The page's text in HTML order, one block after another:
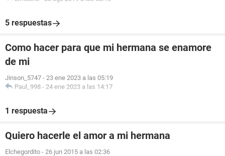
5 respuestas
Como hacer para que mi hermana se enamore
de mi
Jinson_5747 - 23 ene 2023 a las 05:19
Paul_998 - 24 ene 2023 a las 14:17
1 respuesta
Quiero hacerle el amor a mi hermana
Elchegordito - 26 jun 2015 a las 02:36